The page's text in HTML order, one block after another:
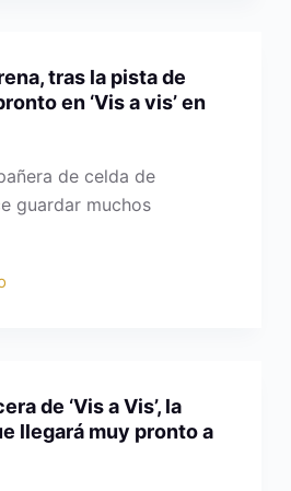
tras la pista de
en ‘Vis a vis’ en
de celda de
guardar muchos
de ‘Vis a Vis’, la
llegará muy pronto a